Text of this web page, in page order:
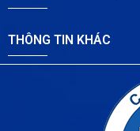
THÔNG TIN KHÁC